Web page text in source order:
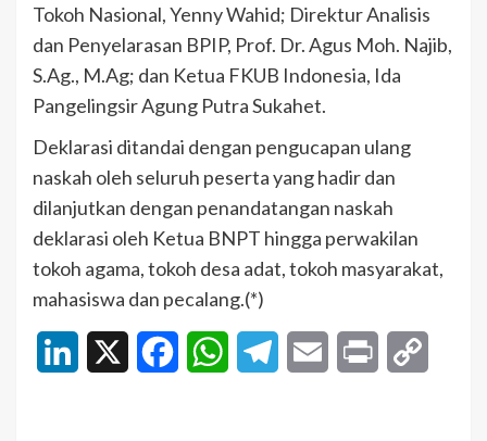
Tokoh Nasional, Yenny Wahid; Direktur Analisis
dan Penyelarasan BPIP, Prof. Dr. Agus Moh. Najib,
S.Ag., M.Ag; dan Ketua FKUB Indonesia, Ida
Pangelingsir Agung Putra Sukahet.
Deklarasi ditandai dengan pengucapan ulang
naskah oleh seluruh peserta yang hadir dan
dilanjutkan dengan penandatangan naskah
deklarasi oleh Ketua BNPT hingga perwakilan
tokoh agama, tokoh desa adat, tokoh masyarakat,
mahasiswa dan pecalang.(*)
LinkedIn FacebookWhatsAppTelegramEmail Print